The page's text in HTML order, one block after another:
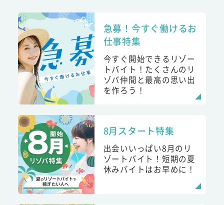
急募！今すぐ働けるお
仕事特集
今すぐ開始できるリゾー
トバイト！たくさんのリ
ゾバ仲間と最高の思い出
を作ろう！
8月スタート特集
出会いいっぱい8月のリ
ゾートバイト！短期の夏
休みバイトはお早めに！